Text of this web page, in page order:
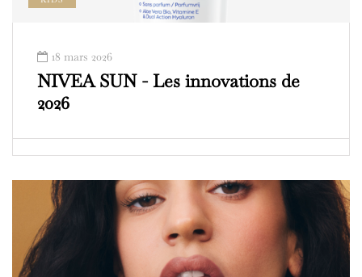
18 mars 2026
NIVEA SUN - Les innovations de
2026